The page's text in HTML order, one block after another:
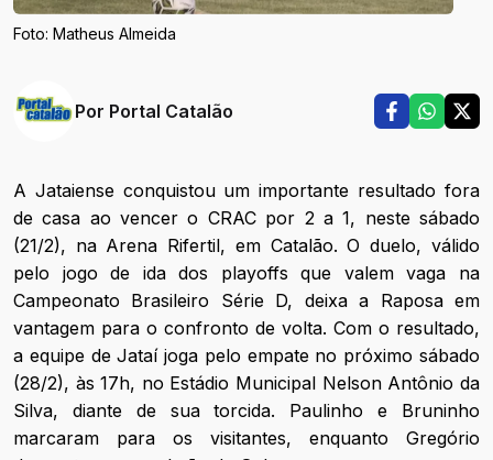
Foto: Matheus Almeida
Por Portal Catalão
A Jataiense conquistou um importante resultado fora
de casa ao vencer o CRAC por 2 a 1, neste sábado
(21/2), na Arena Rifertil, em Catalão. O duelo, válido
pelo jogo de ida dos playoffs que valem vaga na
Campeonato Brasileiro Série D, deixa a Raposa em
vantagem para o confronto de volta. Com o resultado,
a equipe de Jataí joga pelo empate no próximo sábado
(28/2), às 17h, no Estádio Municipal Nelson Antônio da
Silva, diante de sua torcida. Paulinho e Bruninho
marcaram para os visitantes, enquanto Gregório